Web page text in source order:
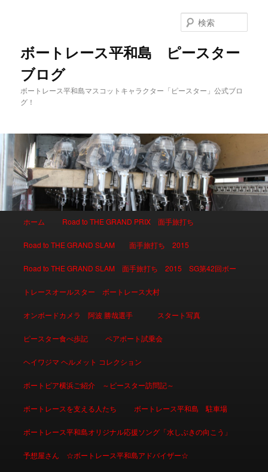
ボートレース平和島 ピースター
ブログ
ボートレース平和島マスコットキャラクター「ピースター」公式ブロ
グ！
索
メインコンテンツへ移動
サブコンテンツへ移動
ホーム Road to THE GRAND PRIX 面手旅打ち
Road to THE GRAND SLAM 面手旅打ち 2015
Road to THE GRAND SLAM 面手旅打ち 2015 SG第42回ボー
トレースオールスター ボートレース大村
オンボードカメラ 阿波 勝哉選手 スタート写真
ピースター食べ歩記 ペアボート試乗会
ヘイワジマ ヘルメット コレクション
ボートピア横浜ご紹介 ～ピースター訪問記～
ボートレースを支える人たち ボートレース平和島 駐車場
ボートレース平和島オリジナル応援ソング「水しぶきの向こう」
予想屋さん ☆ボートレース平和島アドバイザー☆